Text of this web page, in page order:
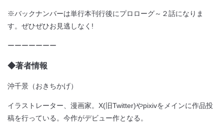
※バックナンバーは単行本刊行後にプロローグ～２話になりま
す。ぜひぜひお見逃しなく!
ーーーーーーー
◆著者情報
沖千景（おきちかげ）
イラストレーター、漫画家。X(旧Twitter)やpixivをメインに作品投
稿を行っている。今作がデビュー作となる。